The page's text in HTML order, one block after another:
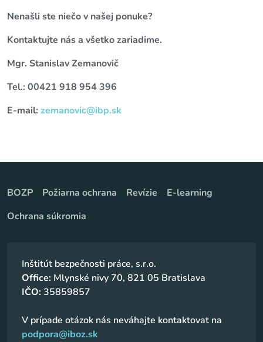
Nenašli ste niečo v našej ponuke?
Kontaktujte nás a všetko zariadime.
Mgr. Stanislav Zemanovič
Tel.: 00421 918 954 396
E-mail: zemanovic@ibp.sk
BOZP Požiarna ochrana Revízie
E-learning
Ochrana súkromia
Inštitút bezpečnosti práce, s.r.o.
Office: Mlynské nivy 70, 821 05 Bratislava
IČO:35859857
V prípade otázok nás neváhajte kontaktovat na
podpora@iboz.sk